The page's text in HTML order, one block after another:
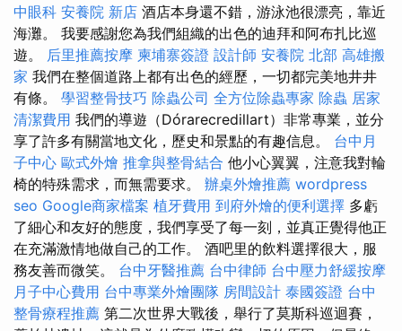
中眼科 安養院 新店 酒店本身還不錯，游泳池很漂亮，靠近
海灘。 我要感謝您為我們組織的出色的迪拜和阿布扎比巡
遊。 后里推薦按摩 柬埔寨簽證 設計師 安養院 北部 高雄搬
家 我們在整個道路上都有出色的經歷，一切都完美地井井
有條。 學習整骨技巧 除蟲公司 全方位除蟲專家 除蟲 居家
清潔費用 我們的導遊（Dórarecredillart）非常專業，並分
享了許多有關當地文化，歷史和景點的有趣信息。 台中月
子中心 歐式外燴 推拿與整骨結合 他小心翼翼，注意我對輪
椅的特殊需求，而無需要求。 辦桌外燴推薦 wordpress
seo Google商家檔案 植牙費用 到府外燴的便利選擇 多虧
了細心和友好的態度，我們享受了每一刻，並真正覺得他正
在充滿激情地做自己的工作。 酒吧里的飲料選擇很大，服
務友善而微笑。 台中牙醫推薦 台中律師 台中壓力舒緩按摩
月子中心費用 台中專業外燴團隊 房間設計 泰國簽證 台中
整骨療程推薦 第二次世界大戰後，舉行了莫斯科巡迴賽，